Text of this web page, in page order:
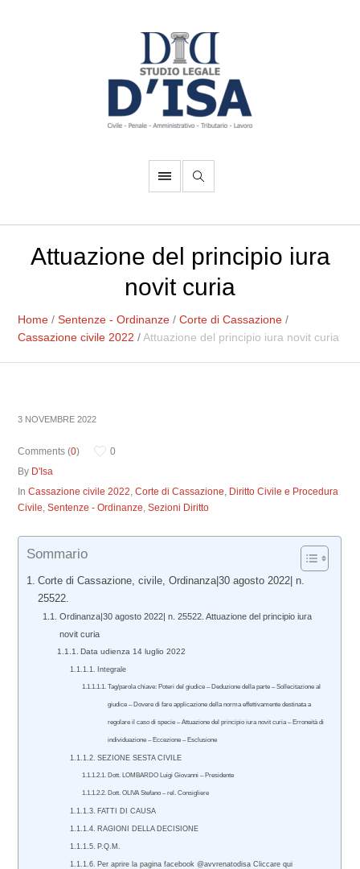
Attuazione del principio iura
novit curia
Home /Sentenze - Ordinanze /Corte di Cassazione /
Cassazione civile 2022 /Attuazione del principio iura novit curia
3 NOVEMBRE 2022
Comments (0)
0
By D'Isa
InCassazione civile 2022,Corte di Cassazione, Diritto Civile e Procedura
Civile,Sentenze - Ordinanze,Sezioni Diritto
Sommario
Corte di Cassazione, civile, Ordinanza|30 agosto 2022| n.
25522.
Ordinanza|30 agosto 2022| n. 25522. Attuazione del principio iura
novit curia
Data udienza 14 luglio 2022
Integrale
Tag/parola chiave: Poteri del giudice – Deduzione della parte – Sollecitazione al
giudice – Dovere di fare applicazione della norma effettivamente destinata a
regolare il caso di specie – Attuazione del principio iura novit curia – Erroneità di
individuazione – Eccezione – Esclusione
SEZIONE SESTA CIVILE
Dott. LOMBARDO Luigi Giovanni – Presidente
Dott. OLIVA Stefano – rel. Consigliere
FATTI DI CAUSA
RAGIONI DELLA DECISIONE
P.Q.M.
Per aprire la pagina facebook @avvrenatodisa Cliccare qui